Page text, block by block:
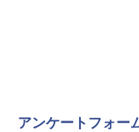
アンケートフォー